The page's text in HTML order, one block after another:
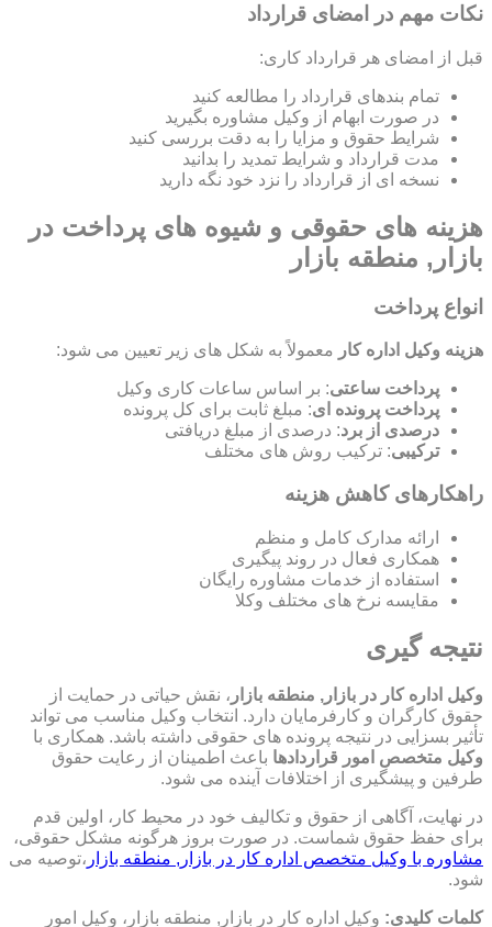
نکات مهم در امضای قرارداد
قبل از امضای هر قرارداد کاری:
تمام بندهای قرارداد را مطالعه کنید
در صورت ابهام از وکیل مشاوره بگیرید
شرایط حقوق و مزایا را به دقت بررسی کنید
مدت قرارداد و شرایط تمدید را بدانید
نسخه ای از قرارداد را نزد خود نگه دارید
هزینه های حقوقی و شیوه های پرداخت در
بازار, منطقه بازار
انواع پرداخت
هزینه وکیل اداره کار معمولاً به شکل های زیر تعیین می شود:
پرداخت ساعتی: بر اساس ساعات کاری وکیل
پرداخت پرونده ای: مبلغ ثابت برای کل پرونده
درصدی از برد: درصدی از مبلغ دریافتی
ترکیبی: ترکیب روش های مختلف
راهکارهای کاهش هزینه
ارائه مدارک کامل و منظم
همکاری فعال در روند پیگیری
استفاده از خدمات مشاوره رایگان
مقایسه نرخ های مختلف وکلا
نتیجه گیری
وکیل اداره کار در بازار, منطقه بازار ، نقش حیاتی در حمایت از
حقوق کارگران و کارفرمایان دارد. انتخاب وکیل مناسب می تواند
تأثیر بسزایی در نتیجه پرونده های حقوقی داشته باشد. همکاری با
وکیل متخصص امور قراردادها باعث اطمینان از رعایت حقوق
طرفین و پیشگیری از اختلافات آینده می شود.
در نهایت، آگاهی از حقوق و تکالیف خود در محیط کار، اولین قدم
برای حفظ حقوق شماست. در صورت بروز هرگونه مشکل حقوقی،
مشاوره با وکیل متخصص اداره کار در بازار, منطقه بازار ،توصیه می
شود.
کلمات کلیدی: وکیل اداره کار در بازار, منطقه بازار، وکیل امور